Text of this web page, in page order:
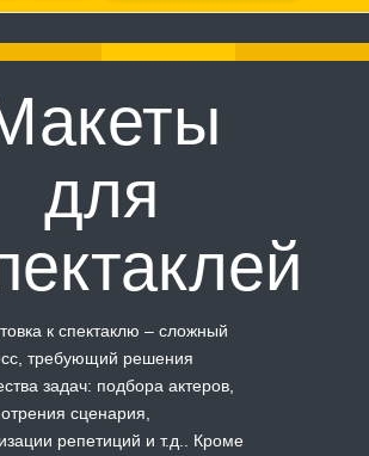
для
к спектаклю – сложный
требующий решения
задач: подбора актеров,
сценария,
репетиций и т.д.. Кроме